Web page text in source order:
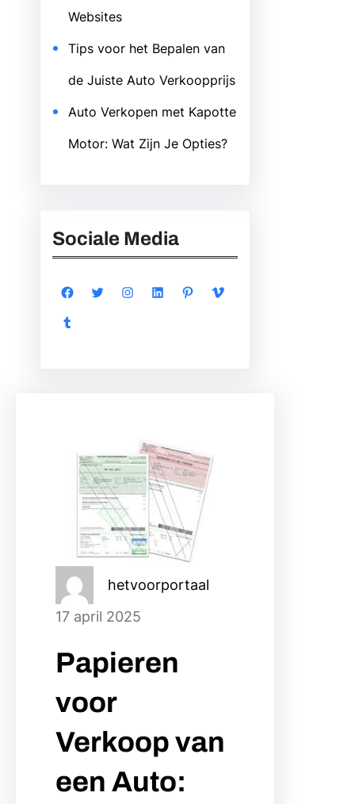
Websites
Tips voor het Bepalen van
de Juiste Auto Verkoopprijs
Auto Verkopen met Kapotte
Motor: Wat Zijn Je Opties?
Sociale Media
Facebook Twitter Instagram LinkedIn Pinterest
Vimeo
Tumblr
hetvoorportaal
17 april 2025
Papieren
voor
Verkoop van
een Auto: